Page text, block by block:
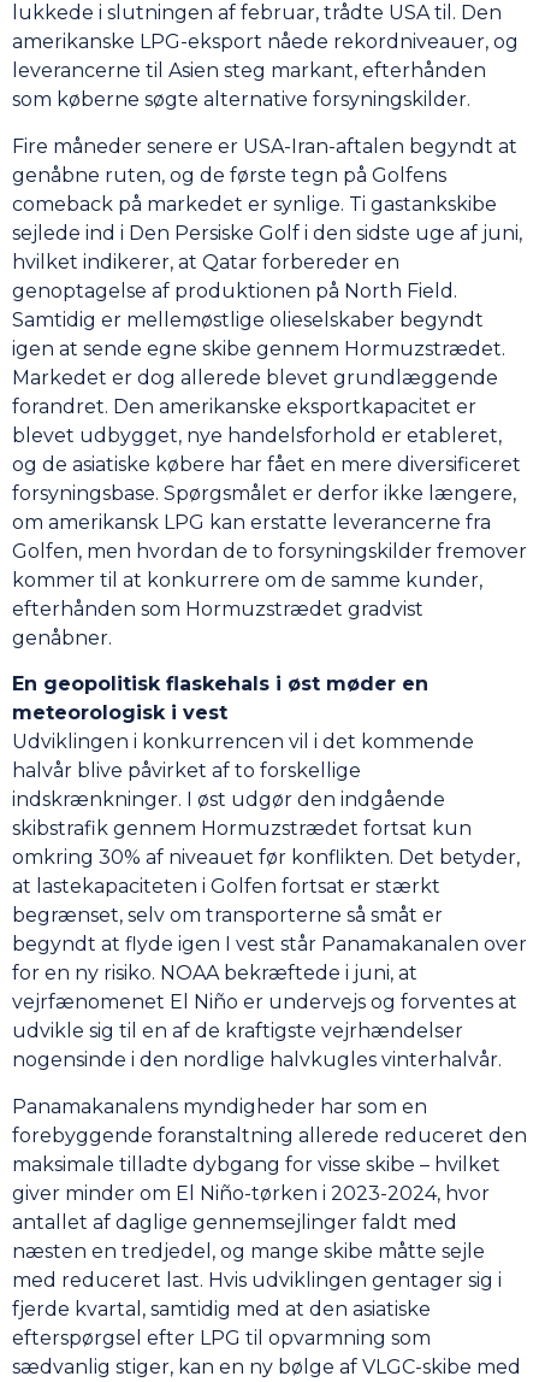
lukkede i slutningen af februar, trådte USA til. Den
amerikanske LPG-eksport nåede rekordniveauer, og
leverancerne til Asien steg markant, efterhånden
som køberne søgte alternative forsyningskilder.
Fire måneder senere er USA-Iran-aftalen begyndt at
genåbne ruten, og de første tegn på Golfens
comeback på markedet er synlige. Ti gastankskibe
sejlede ind i Den Persiske Golf i den sidste uge af juni,
hvilket indikerer, at Qatar forbereder en
genoptagelse af produktionen på North Field.
Samtidig er mellemøstlige olieselskaber begyndt
igen at sende egne skibe gennem Hormuzstrædet.
Markedet er dog allerede blevet grundlæggende
forandret. Den amerikanske eksportkapacitet er
blevet udbygget, nye handelsforhold er etableret,
og de asiatiske købere har fået en mere diversificeret
forsyningsbase. Spørgsmålet er derfor ikke længere,
om amerikansk LPG kan erstatte leverancerne fra
Golfen, men hvordan de to forsyningskilder fremover
kommer til at konkurrere om de samme kunder,
efterhånden som Hormuzstrædet gradvist
genåbner.
En geopolitisk flaskehals i øst møder en
meteorologisk i vest
Udviklingen i konkurrencen vil i det kommende
halvår blive påvirket af to forskellige
indskrænkninger. I øst udgør den indgående
skibstrafik gennem Hormuzstrædet fortsat kun
omkring 30% af niveauet før konflikten. Det betyder,
at lastekapaciteten i Golfen fortsat er stærkt
begrænset, selv om transporterne så småt er
begyndt at flyde igen I vest står Panamakanalen over
for en ny risiko. NOAA bekræftede i juni, at
vejrfænomenet El Niño er undervejs og forventes at
udvikle sig til en af de kraftigste vejrhændelser
nogensinde i den nordlige halvkugles vinterhalvår.
Panamakanalens myndigheder har som en
forebyggende foranstaltning allerede reduceret den
maksimale tilladte dybgang for visse skibe – hvilket
giver minder om El Niño-tørken i 2023-2024, hvor
antallet af daglige gennemsejlinger faldt med
næsten en tredjedel, og mange skibe måtte sejle
med reduceret last. Hvis udviklingen gentager sig i
fjerde kvartal, samtidig med at den asiatiske
efterspørgsel efter LPG til opvarmning som
sædvanlig stiger, kan en ny bølge af VLGC-skibe med